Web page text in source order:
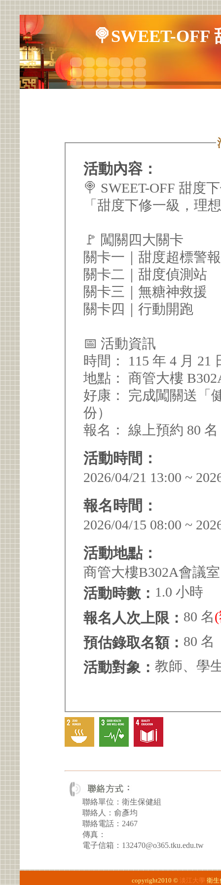
🍭SWEET-OFF
活動內容：
🍭 SWEET-OFF 甜度
「甜度下修一級，理
🚩 闖關四大關卡
關卡一｜甜度超標警
關卡二｜甜度偵測站
關卡三｜無糖神救援
關卡四｜行動開跑
📅 活動資訊
時間： 115 年 4 月 21
地點： 商管大樓
好康： 完成闖關送「
份）
報名： 線上預約 80
活動時間：
2026/04/21 13:00 ~
報名時間：
2026/04/15 08:00 ~
活動地點：
商管大樓B302A會議室
活動時數： 1.0 小時
報名人次上限： 80 名
預估錄取名額： 80 名
活動對象： 教師、學
聯絡單位：衛生保健組
聯絡人：俞彥均
聯絡電話：2467
傳真：
電子信箱：132470@o365.tku.edu.tw
copyright2010 © 淡江大學 衛生